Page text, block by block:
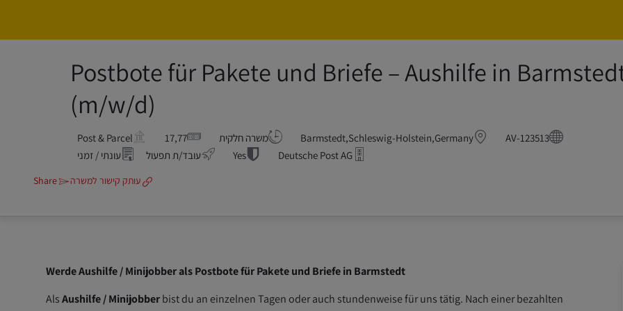
Postbote für Pakete und Briefe – Aushilfe in
(m/w/d)
AV-123513
Barmstedt,Schleswig-Holstein,Germany משרה חלקית 17,77
Post & Parcel
Deutsche Post AG
Yes עובד/ת תפעול עונתי / זמני
עותק קישור למשרה Share
Postbote für Pakete und Briefe – Aushilfe in
Werde Aushilfe / Minijobber als Postbote für Pakete und Briefe in Barmstedt
AlsAushilfe / Minijobberbist du an einzelnen Tagen oder auch stundenweise für uns tätig. Nach einer bezahlten